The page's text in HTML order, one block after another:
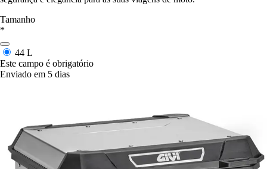
Tamanho
*
44 L
Este campo é obrigatório
Enviado em 5 dias